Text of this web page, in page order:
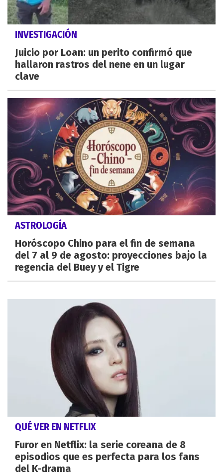
INVESTIGACIÓN
Juicio por Loan: un perito confirmó que
hallaron rastros del nene en un lugar
clave
ASTROLOGÍA
Horóscopo Chino para el fin de semana
del 7 al 9 de agosto: proyecciones bajo la
regencia del Buey y el Tigre
QUÉ VER EN NETFLIX
Furor en Netflix: la serie coreana de 8
episodios que es perfecta para los fans
del K-drama